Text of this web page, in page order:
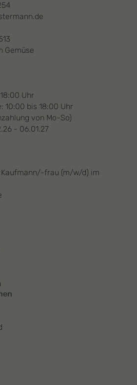
Gemüse
Uhr
10:00 bis 18:00 Uhr
von Mo-So)
- 06.01.27
frau (m/w/d) im